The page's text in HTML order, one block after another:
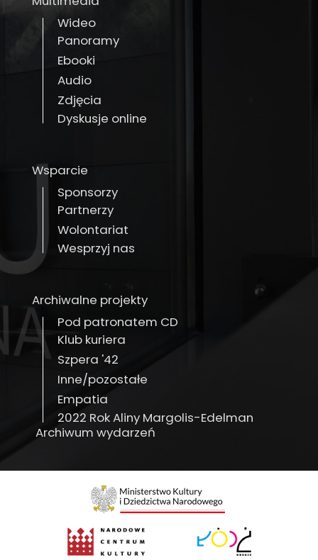
Wideo
Panoramy
Ebooki
Audio
Zdjęcia
Dyskusje online
Wsparcie
Sponsorzy
Partnerzy
Wolontariat
Wesprzyj nas
Archiwalne projekty
Pod patronatem CD
Klub kuriera
Szpera '42
Inne/pozostałe
Empatia
2022 Rok Aliny Margolis-Edelman
Archiwum wydarzeń